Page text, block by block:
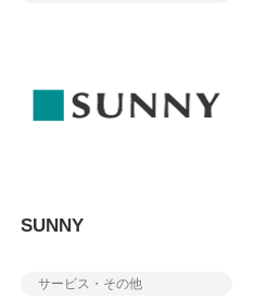
SUNNY
サービス・その他